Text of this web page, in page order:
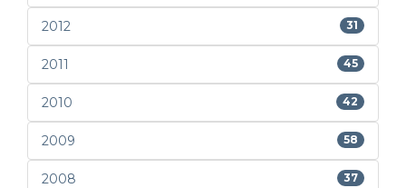
2012 31
2011 45
2010 42
2009 58
2008 37